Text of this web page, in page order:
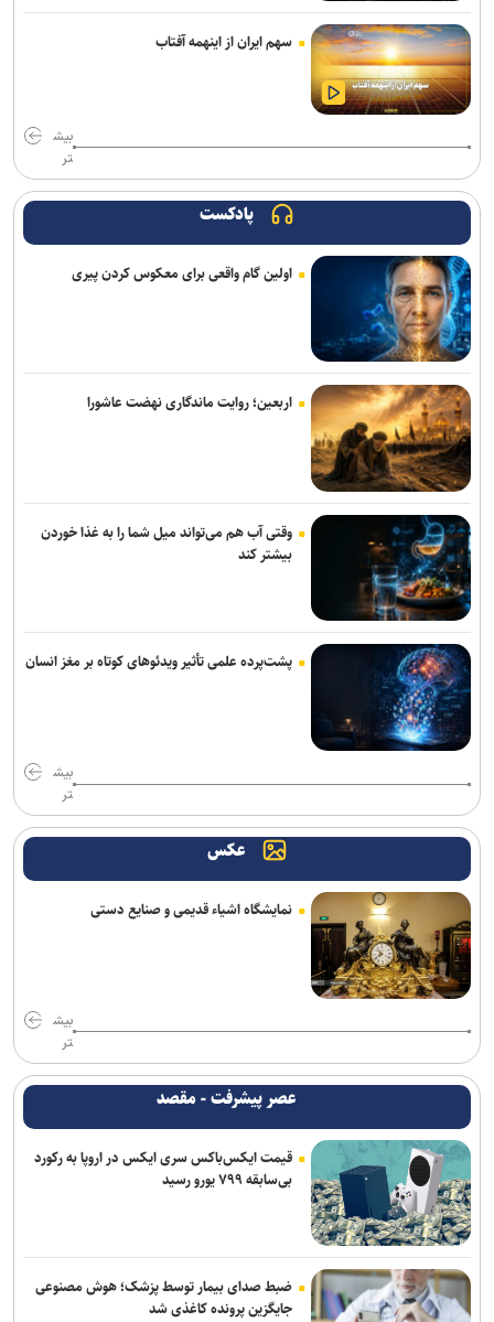
سهم ایران از اینهمه آفتاب
بیش
تر
پادکست
اولین گام واقعی برای معکوس کردن پیری
اربعین؛ روایت ماندگاری نهضت عاشورا
وقتی آب هم می‌تواند میل شما را به غذا خوردن
بیشتر کند
پشت‌پرده علمی تأثیر ویدئو‌های کوتاه بر مغز انسان
بیش
تر
عکس
نمایشگاه اشیاء قدیمی و صنایع دستی
بیش
تر
عصر پیشرفت - مقصد
قیمت ایکس‌باکس سری ایکس در اروپا به رکورد
بی‌سابقه ۷۹۹ یورو رسید
ضبط صدای بیمار توسط پزشک؛ هوش مصنوعی
جایگزین پرونده کاغذی شد